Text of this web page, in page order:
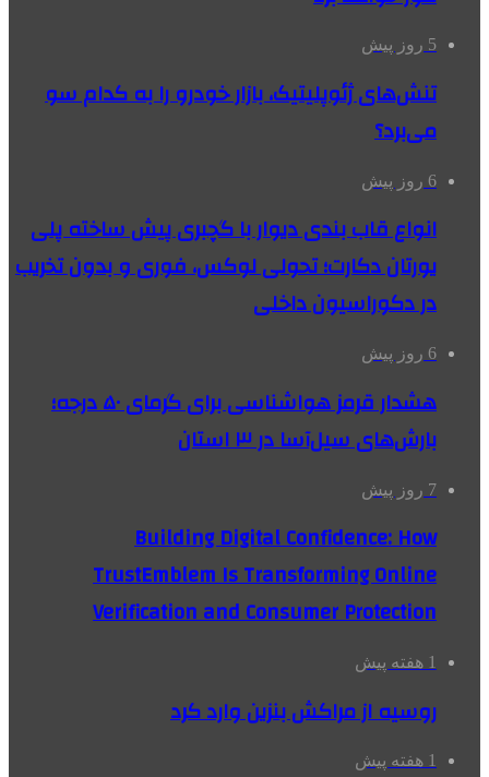
5 روز پیش
تنش‌های ژئوپلیتیک، بازار خودرو را به کدام سو
می‌برد؟
6 روز پیش
انواع قاب بندی دیوار با گچبری پیش ساخته پلی
یورتان دکارت؛ تحولی لوکس، فوری و بدون تخریب
در دکوراسیون داخلی
6 روز پیش
هشدار قرمز هواشناسی برای گرمای ۵۰ درجه؛
بارش‌های سیل‌آسا در ۳ استان
7 روز پیش
Building Digital Confidence: How
TrustEmblem Is Transforming Online
Verification and Consumer Protection
1 هفته پیش
روسیه از مراکش بنزین وارد کرد
1 هفته پیش